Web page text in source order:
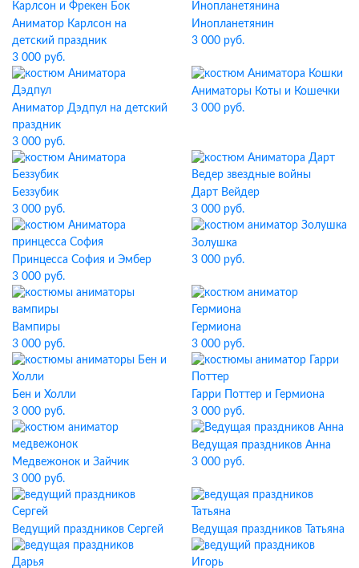
Аниматор Карлсон на
детский праздник
3 000 руб.
Инопланетянин
3 000 руб.
Аниматор Дэдпул на детский
праздник
3 000 руб.
Аниматоры Коты и Кошечки
3 000 руб.
Беззубик
3 000 руб.
Дарт Вейдер
3 000 руб.
Принцесса София и Эмбер
3 000 руб.
Золушка
3 000 руб.
Вампиры
3 000 руб.
Гермиона
3 000 руб.
Бен и Холли
3 000 руб.
Гарри Поттер и Гермиона
3 000 руб.
Медвежонок и Зайчик
3 000 руб.
Ведущая праздников Анна
3 000 руб.
Ведущий праздников Сергей Ведущая праздников Татьяна